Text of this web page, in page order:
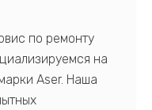
по ремонту
на
Aser. Наша